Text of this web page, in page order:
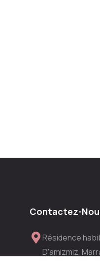
Contactez-
Résidence
D'amizmiz,